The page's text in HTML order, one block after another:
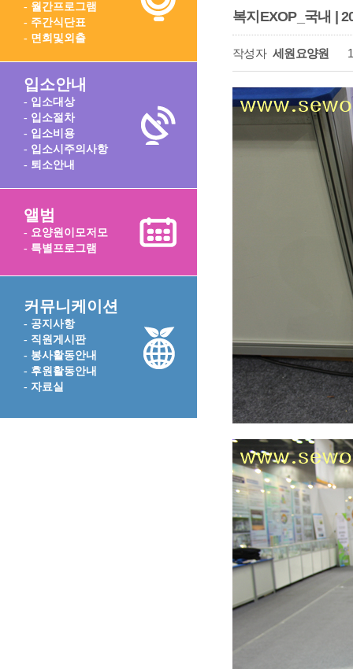
- 월간프로그램
- 주간식단표
- 면회및외출
입소안내
- 입소대상
- 입소절차
- 입소비용
- 입소시주의사항
- 퇴소안내
앨범
- 요양원이모저모
- 특별프로그램
커뮤니케이션
- 공지사항
- 직원게시판
- 봉사활동안내
- 후원활동안내
- 자료실
복지EXOP_국내 |
작성자 세원요양원